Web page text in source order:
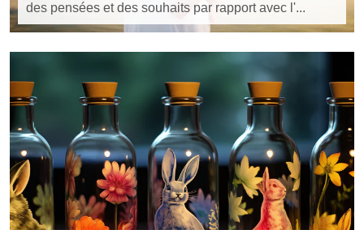
des pensées et des souhaits par rapport avec l'...